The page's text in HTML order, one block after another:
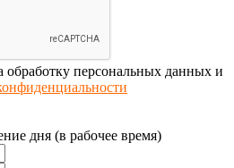
обработку персональных данных и
дня (в рабочее время)